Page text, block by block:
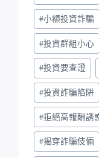
#小額投資詐騙
#投資群組小心
#投資要查證
#投資詐騙陷阱
#拒絕高報酬誘
#揭穿詐騙伎倆